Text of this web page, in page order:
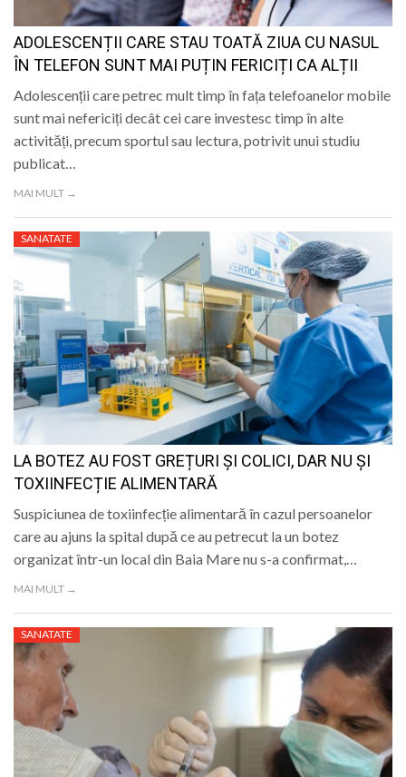
ADOLESCENȚII CARE STAU TOATĂ ZIUA CU NASUL
ÎN TELEFON SUNT MAI PUȚIN FERICIȚI CA ALȚII
Adolescenții care petrec mult timp în fața telefoanelor mobile
sunt mai nefericiți decât cei care investesc timp în alte
activități, precum sportul sau lectura, potrivit unui studiu
publicat…
MAI MULT →
SANATATE
LA BOTEZ AU FOST GREȚURI ȘI COLICI, DAR NU ȘI
TOXIINFECȚIE ALIMENTARĂ
Suspiciunea de toxiinfecție alimentară în cazul persoanelor
care au ajuns la spital după ce au petrecut la un botez
organizat într-un local din Baia Mare nu s-a confirmat,…
MAI MULT →
SANATATE